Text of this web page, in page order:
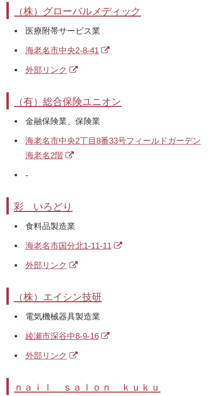
（株）グローバルメディック
医療附帯サービス業
海老名市中央2-8-41
外部リンク
（有）総合保険ユニオン
金融保険業、保険業
海老名市中央2丁目8番33号フィールドガーデン
海老名2階
-
彩 いろどり
食料品製造業
海老名市国分北1-11-11
外部リンク
（株）エイシン技研
電気機械器具製造業
綾瀬市深谷中8-9-16
外部リンク
ｎａｉｌ ｓａｌｏｎ ｋｕｋｕ